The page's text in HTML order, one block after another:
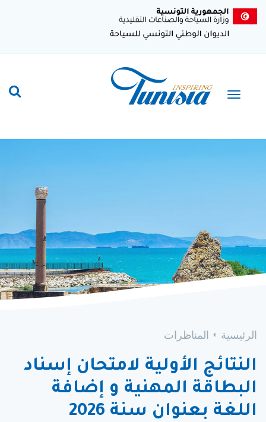
Toggle
الرئيسية المناظرات
النتائج الأولية لامتحان إسناد
البطاقة المهنية و إضافة
اللغة بعنوان سنة 2026